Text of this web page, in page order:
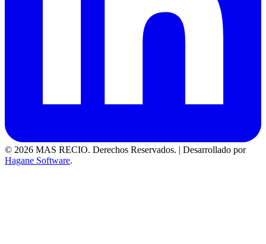
© 2026 MAS RECIO. Derechos Reservados. | Desarrollado por
Hagane Software.